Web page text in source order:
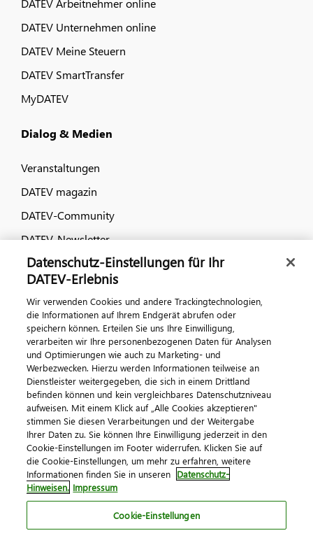
DATEV Arbeitnehmer online
DATEV Unternehmen online
DATEV Meine Steuern
DATEV SmartTransfer
MyDATEV
Dialog & Medien
Veranstaltungen
DATEV magazin
DATEV-Community
DATEV-Newsletter
Kontaktieren Sie uns
© 2026 DATEV eG
ImpressumDatenschutzAGB Kontakt
Cookie-Einstellungen
Datenschutz-Einstellungen für Ihr
DATEV-Erlebnis
Wir verwenden Cookies und andere Trackingtechnologien,
die Informationen auf Ihrem Endgerät abrufen oder
speichern können. Erteilen Sie uns Ihre Einwilligung,
verarbeiten wir Ihre personenbezogenen Daten für Analysen
und Optimierungen wie auch zu Marketing- und
Werbezwecken. Hierzu werden Informationen teilweise an
Dienstleister weitergegeben, die sich in einem Drittland
befinden können und kein vergleichbares Datenschutzniveau
aufweisen. Mit einem Klick auf „Alle Cookies akzeptieren"
stimmen Sie diesen Verarbeitungen und der Weitergabe
Ihrer Daten zu. Sie können Ihre Einwilligung jederzeit in den
Cookie-Einstellungen im Footer widerrufen. Klicken Sie auf
die Cookie-Einstellungen, um mehr zu erfahren, weitere
Informationen finden Sie in unseren Datenschutz-
Hinweisen. Impressum
Cookie-Einstellungen